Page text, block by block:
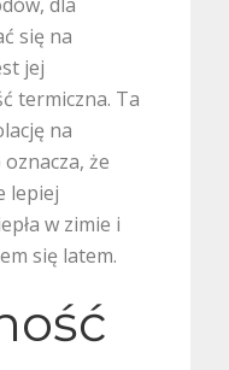
się na
jej
termiczna. Ta
na
że
lepiej
w zimie i
się latem.